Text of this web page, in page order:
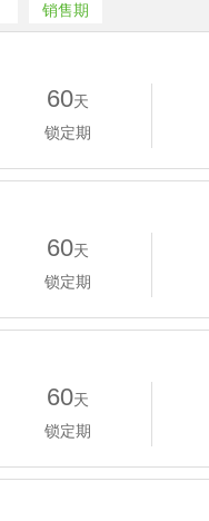
销售期
60天
锁定期
60天
锁定期
60天
锁定期